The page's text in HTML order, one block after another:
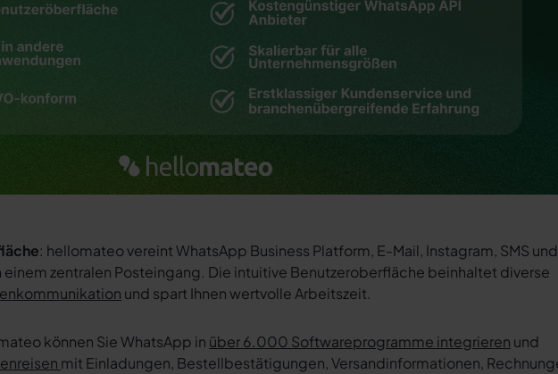
: hellomateo vereint WhatsApp Business Platform, E-Mail, Instagram, SMS und
einem zentralen Posteingang. Die intuitive Benutzeroberfläche beinhaltet diverse
und spart Ihnen wertvolle Arbeitszeit.
können Sie WhatsApp in über 6.000 Softwareprogramme integrieren und
mit Einladungen, Bestellbestätigungen, Versandinformationen,